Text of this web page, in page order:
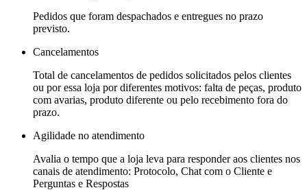
Pedidos que foram despachados e entregues no prazo
previsto.
Cancelamentos
Total de cancelamentos de pedidos solicitados pelos clientes
ou por essa loja por diferentes motivos: falta de peças, produto
com avarias, produto diferente ou pelo recebimento fora do
prazo.
Agilidade no atendimento
Avalia o tempo que a loja leva para responder aos clientes nos
canais de atendimento: Protocolo, Chat com o Cliente e
Perguntas e Respostas